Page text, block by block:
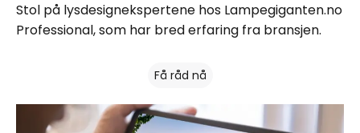
Stol på lysdesignekspertene hos Lampegiganten.no
Professional, som har bred erfaring fra bransjen.
Få råd nå